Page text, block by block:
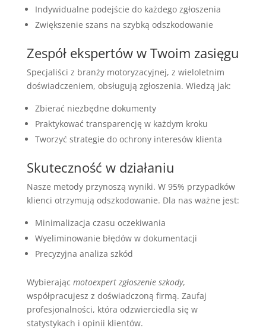
Indywidualne podejście do każdego zgłoszenia
Zwiększenie szans na szybką odszkodowanie
Zespół ekspertów w Twoim zasięgu
Specjaliści z branży motoryzacyjnej, z wieloletnim
doświadczeniem, obsługują zgłoszenia. Wiedzą jak:
Zbierać niezbędne dokumenty
Praktykować transparencję w każdym kroku
Tworzyć strategie do ochrony interesów klienta
Skuteczność w działaniu
Nasze metody przynoszą wyniki. W 95% przypadków
klienci otrzymują odszkodowanie. Dla nas ważne jest:
Minimalizacja czasu oczekiwania
Wyeliminowanie błędów w dokumentacji
Precyzyjna analiza szkód
Wybierając motoexpert zgłoszenie szkody,
współpracujesz z doświadczoną firmą. Zaufaj
profesjonalności, która odzwierciedla się w
statystykach i opinii klientów.